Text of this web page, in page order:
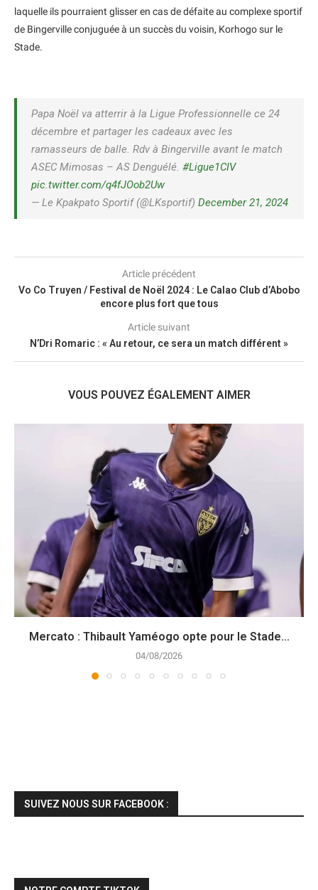
laquelle ils pourraient glisser en cas de défaite au complexe sportif
de Bingerville conjuguée à un succès du voisin, Korhogo sur le
Stade.
Papa Noël va atterrir à la Ligue Professionnelle ce 24
décembre et partager les cadeaux avec les
ramasseurs de balle. Rdv à Bingerville avant le match
ASEC Mimosas – AS Denguélé. #Ligue1CIV
pic.twitter.com/q4fJOob2Uw
— Le Kpakpato Sportif (@LKsportif) December 21, 2024
Article précédent
Vo Co Truyen / Festival de Noël 2024 : Le Calao Club d’Abobo
encore plus fort que tous
Article suivant
N’Dri Romaric : « Au retour, ce sera un match différent »
VOUS POUVEZ ÉGALEMENT AIMER
Mercato : Thibault Yaméogo opte pour le Stade...
04/08/2026
SUIVEZ NOUS SUR FACEBOOK :